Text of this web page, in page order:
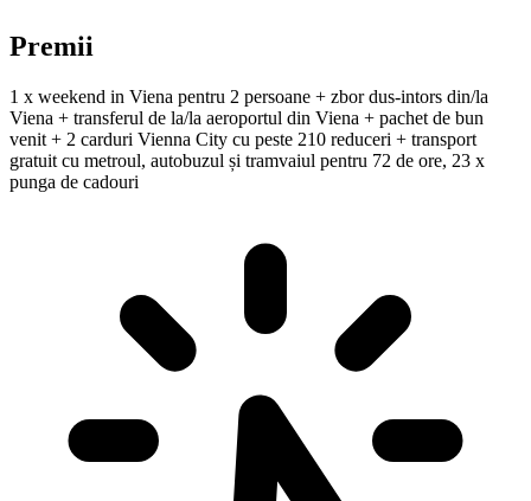
Premii
1 x weekend in Viena pentru 2 persoane + zbor dus-intors din/la
Viena + transferul de la/la aeroportul din Viena + pachet de bun
venit + 2 carduri Vienna City cu peste 210 reduceri + transport
gratuit cu metroul, autobuzul și tramvaiul pentru 72 de ore, 23 x
punga de cadouri